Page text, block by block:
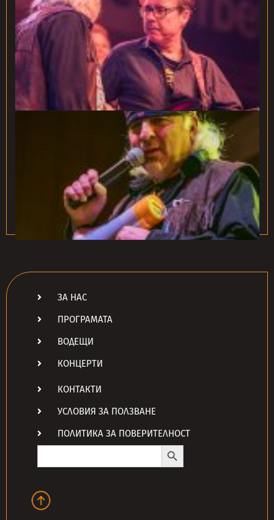
ЗА НАС
ПРОГРАМАТА
ВОДЕЩИ
КОНЦЕРТИ
КОНТАКТИ
УСЛОВИЯ ЗА ПОЛЗВАНЕ
ПОЛИТИКА ЗА ПОВЕРИТЕЛНОСТ
Search Search Button